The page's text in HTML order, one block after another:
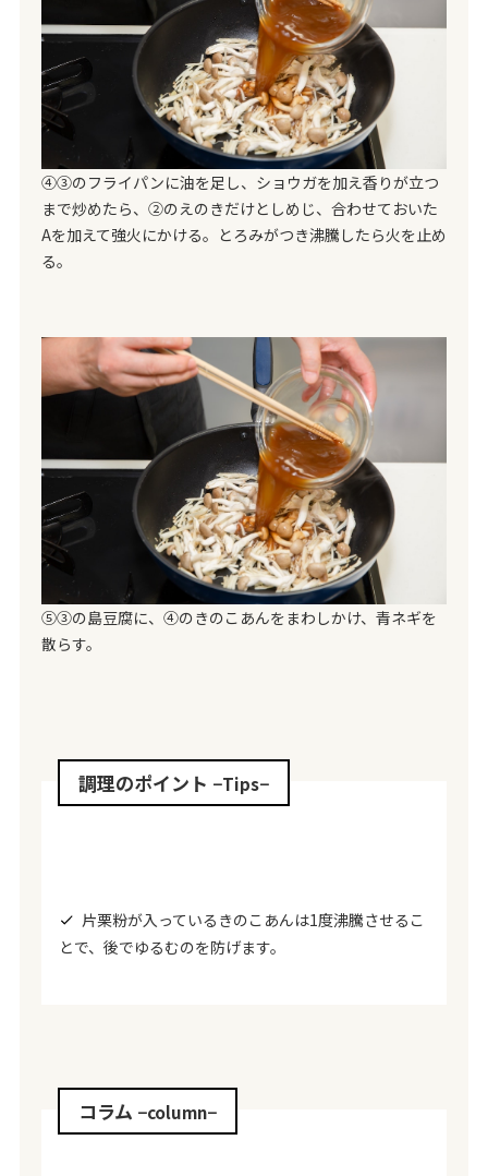
④③のフライパンに油を足し、ショウガを加え香りが立つ
まで炒めたら、②のえのきだけとしめじ、合わせておいた
Aを加えて強火にかける。とろみがつき沸騰したら火を止め
る。
⑤③の島豆腐に、④のきのこあんをまわしかけ、青ネギを
散らす。
調理のポイント −Tips−
片栗粉が入っているきのこあんは1度沸騰させるこ
とで、後でゆるむのを防げます。
コラム −column−